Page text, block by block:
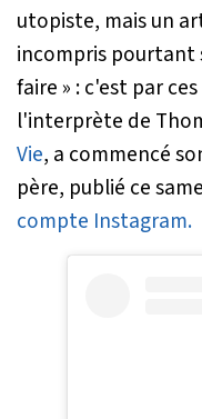
utopiste, mais un
incompris pourtant
faire » : c'est par
l'interprète de
Vie, a commencé
père, publié ce
compte Instagram.